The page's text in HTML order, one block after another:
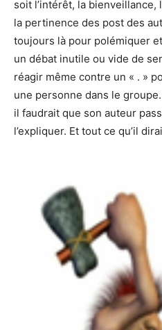
soit l’intérêt, la
la pertinence des post des
toujours là pour polémiquer
un débat inutile ou vide de
réagir même contre un « . »
une personne dans le
il faudrait que son auteur
l’expliquer. Et tout ce qu’il